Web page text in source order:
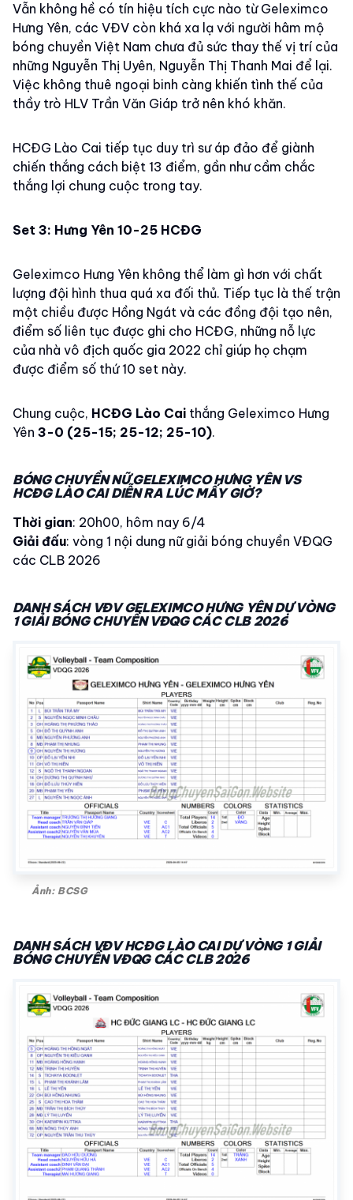
Vẫn không hề có tín hiệu tích cực nào từ Geleximco
Hưng Yên, các VĐV còn khá xa lạ với người hâm mộ
bóng chuyền Việt Nam chưa đủ sức thay thế vị trí của
những Nguyễn Thị Uyên, Nguyễn Thị Thanh Mai để lại.
Việc không thuê ngoại binh càng khiến tình thế của
thầy trò HLV Trần Văn Giáp trở nên khó khăn.
HCĐG Lào Cai tiếp tục duy trì sư áp đảo để giành
chiến thắng cách biệt 13 điểm, gần như cầm chắc
thắng lợi chung cuộc trong tay.
Set 3: Hưng Yên 10-25 HCĐG
Geleximco Hưng Yên không thể làm gì hơn với chất
lượng đội hình thua quá xa đối thủ. Tiếp tục là thế trận
một chiều được Hồng Ngát và các đồng đội tạo nên,
điểm số liên tục được ghi cho HCĐG, những nỗ lực
của nhà vô địch quốc gia 2022 chỉ giúp họ chạm
được điểm số thứ 10 set này.
Chung cuộc, HCĐG Lào Cai thắng Geleximco Hưng
Yên 3-0 (25-15; 25-12; 25-10).
BÓNG CHUYỀN NỮ GELEXIMCO HƯNG YÊN VS
HCĐG LÀO CAI DIỄN RA LÚC MẤY GIỜ?
Thời gian: 20h00, hôm nay 6/4
Giải đấu: vòng 1 nội dung nữ giải bóng chuyền VĐQG
các CLB 2026
DANH SÁCH VĐV GELEXIMCO HƯNG YÊN DỰ VÒNG
1 GIẢI BÓNG CHUYỀN VĐQG CÁC CLB 2026
Ảnh: BCSG
DANH SÁCH VĐV HCĐG LÀO CAI DỰ VÒNG 1 GIẢI
BÓNG CHUYỀN VĐQG CÁC CLB 2026